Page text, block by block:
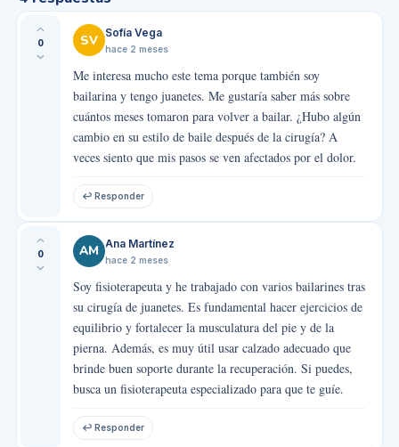
0 SV Sofía Vega
hace 2 meses
Me interesa mucho este tema porque también soy
bailarina y tengo juanetes. Me gustaría saber más sobre
cuántos meses tomaron para volver a bailar. ¿Hubo algún
cambio en su estilo de baile después de la cirugía? A
veces siento que mis pasos se ven afectados por el dolor.
↩ Responder
0 AM Ana Martínez
hace 2 meses
Soy fisioterapeuta y he trabajado con varios bailarines tras
su cirugía de juanetes. Es fundamental hacer ejercicios de
equilibrio y fortalecer la musculatura del pie y de la
pierna. Además, es muy útil usar calzado adecuado que
brinde buen soporte durante la recuperación. Si puedes,
busca un fisioterapeuta especializado para que te guíe.
↩ Responder